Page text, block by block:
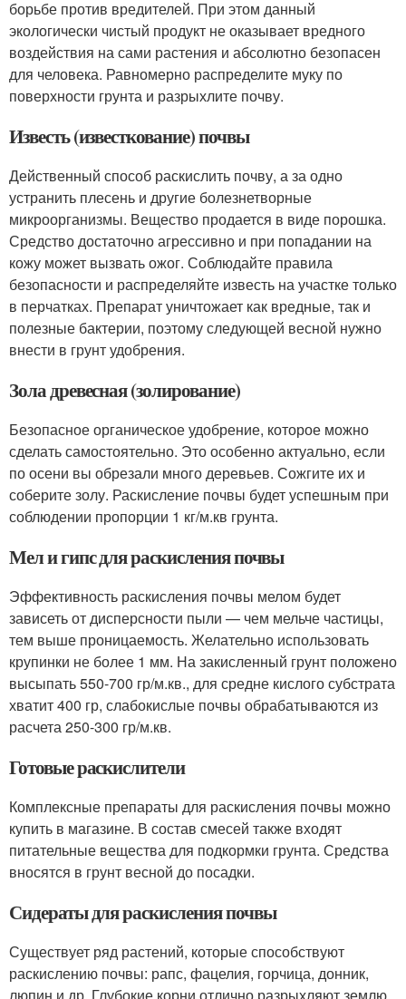
борьбе против вредителей. При этом данный
экологически чистый продукт не оказывает вредного
воздействия на сами растения и абсолютно безопасен
для человека. Равномерно распределите муку по
поверхности грунта и разрыхлите почву.
Известь (известкование) почвы
Действенный способ раскислить почву, а за одно
устранить плесень и другие болезнетворные
микроорганизмы. Вещество продается в виде порошка.
Средство достаточно агрессивно и при попадании на
кожу может вызвать ожог. Соблюдайте правила
безопасности и распределяйте известь на участке только
в перчатках. Препарат уничтожает как вредные, так и
полезные бактерии, поэтому следующей весной нужно
внести в грунт удобрения.
Зола древесная (золирование)
Безопасное органическое удобрение, которое можно
сделать самостоятельно. Это особенно актуально, если
по осени вы обрезали много деревьев. Сожгите их и
соберите золу. Раскисление почвы будет успешным при
соблюдении пропорции 1 кг/м.кв грунта.
Мел и гипс для раскисления почвы
Эффективность раскисления почвы мелом будет
зависеть от дисперсности пыли — чем мельче частицы,
тем выше проницаемость. Желательно использовать
крупинки не более 1 мм. На закисленный грунт положено
высыпать 550-700 гр/м.кв., для средне кислого субстрата
хватит 400 гр, слабокислые почвы обрабатываются из
расчета 250-300 гр/м.кв.
Готовые раскислители
Комплексные препараты для раскисления почвы можно
купить в магазине. В состав смесей также входят
питательные вещества для подкормки грунта. Средства
вносятся в грунт весной до посадки.
Сидераты для раскисления почвы
Существует ряд растений, которые способствуют
раскислению почвы: рапс, фацелия, горчица, донник,